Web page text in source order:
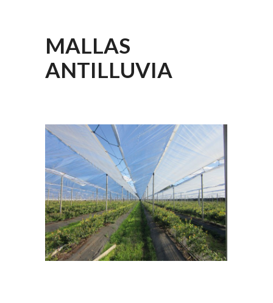
MALLAS
ANTILLUVIA